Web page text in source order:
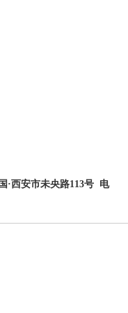
·西安市未央路113号 电